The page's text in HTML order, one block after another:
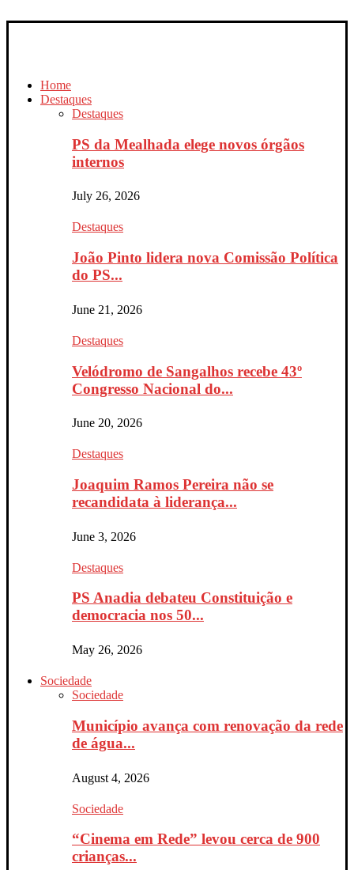
Home
Destaques
Destaques
PS da Mealhada elege novos órgãos
internos
July 26, 2026
Destaques
João Pinto lidera nova Comissão Política
do PS...
June 21, 2026
Destaques
Velódromo de Sangalhos recebe 43º
Congresso Nacional do...
June 20, 2026
Destaques
Joaquim Ramos Pereira não se
recandidata à liderança...
June 3, 2026
Destaques
PS Anadia debateu Constituição e
democracia nos 50...
May 26, 2026
Sociedade
Sociedade
Município avança com renovação da rede
de água...
August 4, 2026
Sociedade
“Cinema em Rede” levou cerca de 900
crianças...